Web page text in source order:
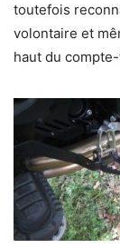
toutefois
volontaire et
haut du